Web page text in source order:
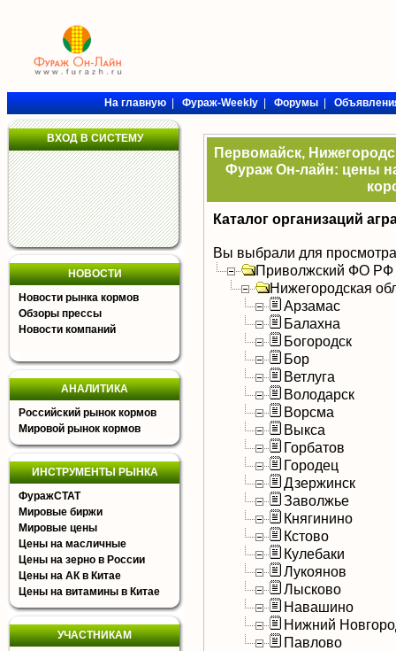
На главную|Фураж-Weekly|Форумы|
ВХОД В СИСТЕМУ
НОВОСТИ
Новости рынка кормов
Обзоры прессы
Новости компаний
АНАЛИТИКА
Российский рынок кормов
Мировой рынок кормов
ИНСТРУМЕНТЫ РЫНКА
ФуражСТАТ
Мировые биржи
Мировые цены
Цены на масличные
Цены на зерно в России
Цены на АК в Китае
Цены на витамины в Китае
УЧАСТНИКАМ
Первомайск,
Фураж Он-лайн: цены
Каталог организаций
Вы выбрали для
Приволжский ФО РФ
Нижегородская
Арзамас
Балахна
Богородск
Бор
Ветлуга
Володарск
Ворсма
Выкса
Горбатов
Городец
Дзержинск
Заволжье
Княгинино
Кстово
Кулебаки
Лукоянов
Лысково
Навашино
Нижний
Павлово